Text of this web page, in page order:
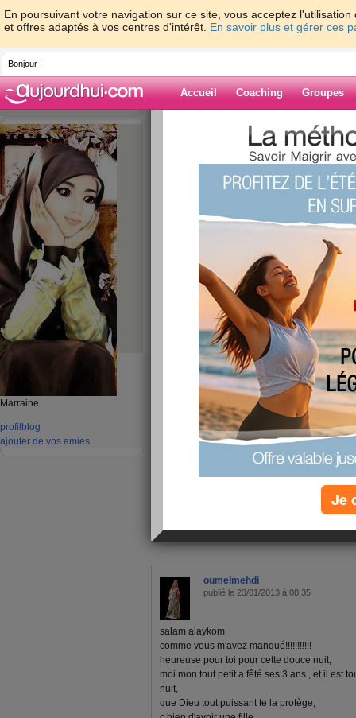
En poursuivant votre navigation sur ce site, vous acceptez
et offres adaptés à vos centres d'intérêt. En savoir plus et gérer ces
Bonjour !
Accueil Coaching Groupes
Marraine
profil blog
ajouter de vos amies
> > Une
Blog de
Une première
Yahoo! Ma fille a dormi de
nuit! Dommage que c'est le
maman et on a fait une
3h du mat' en attendant
a bien eu la coquine!!!
J'espère qu'elle nous refera
A suivre, lol
1 - 5 de 5 « ‹ Préc. 1 Suiv. › »
oumelmehdi
publié le 23/01/2013 à 08:35
salam alaykom
comme vous m'avez manqué!!!!!!!!!!!
heureuse pour toi pour cette douce nuit,
moi mon tout petit a fêté ses 3 ans , et il est
nuit,
que Dieu tout puissant te la protège,
Je